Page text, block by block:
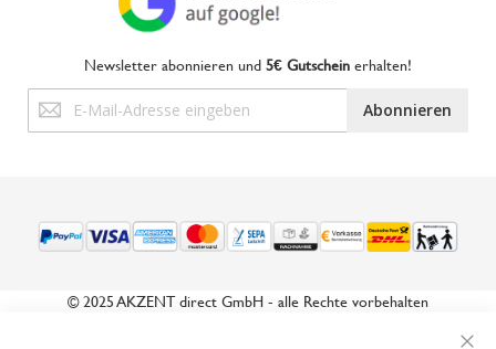
Newsletter abonnieren und5€ Gutscheinerhalten!
Anmeldung
zum
Abonnieren
© 2025 AKZENT direct GmbH - alle Rechte vorbehalten